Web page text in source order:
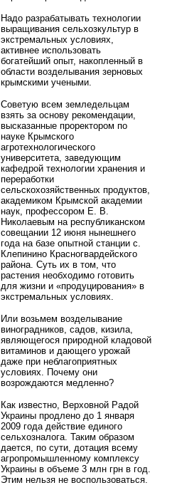
Надо разрабатывать технологии
выращивания сельхозкультур в
экстремальных условиях,
активнее использовать
богатейший опыт, накопленный в
области возделывания зерновых
крымскими учеными.
Советую всем земледельцам
взять за основу рекомендации,
высказанные проректором по
науке Крымского
агротехнологического
университета, заведующим
кафедрой технологии хранения и
переработки
сельскохозяйственных продуктов,
академиком Крымской академии
наук, профессором Е. В.
Николаевым на республиканском
совещании 12 июня нынешнего
года на базе опытной станции с.
Клепинино Красногвардейского
района. Суть их в том, что
растения необходимо готовить
для жизни и «продуцирования» в
экстремальных условиях.
Или возьмем возделывание
виноградников, садов, кизила,
являющегося природной кладовой
витаминов и дающего урожай
даже при неблагоприятных
условиях. Почему они
возрождаются медленно?
Как известно, Верховной Радой
Украины продлено до 1 января
2009 года действие единого
сельхозналога. Таким образом
дается, по сути, дотация всему
агропромышленному комплексу
Украины в объеме 3 млн грн в год.
Этим нельзя не воспользоваться.